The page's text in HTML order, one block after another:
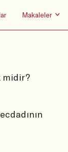
Makaleler
midir?